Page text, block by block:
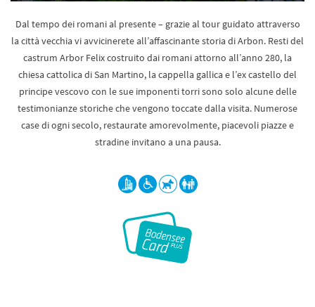
Dal tempo dei romani al presente – grazie al tour guidato attraverso
la città vecchia vi avvicinerete all’affascinante storia di Arbon. Resti del
castrum Arbor Felix costruito dai romani attorno all’anno 280, la
chiesa cattolica di San Martino, la cappella gallica e l’ex castello del
principe vescovo con le sue imponenti torri sono solo alcune delle
testimonianze storiche che vengono toccate dalla visita. Numerose
case di ogni secolo, restaurate amorevolmente, piacevoli piazze e
stradine invitano a una pausa.